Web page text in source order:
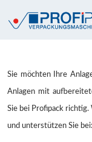
Sie möchten Ihre
Anlagen mit
Sie bei Profipack
und unterstützen Sie bei: